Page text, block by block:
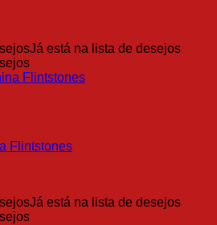
Já está na lista de desejos
Flintstones
Já está na lista de desejos